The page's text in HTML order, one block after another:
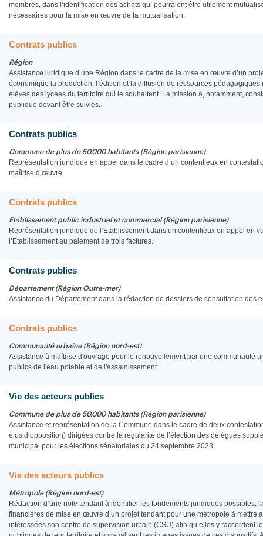
membres, dans l’identification des achats qui pourraient être utilement
nécessaires pour la mise en œuvre de la mutualisation.
Contrats publics
Région
Assistance juridique d’une Région dans le cadre de la mise en œuvre d’un
économique la production, l’édition et la diffusion de ressources
élèves des lycées du territoire qui le souhaitent. La mission a, notamment,
publique devant être suivies.
Contrats publics
Commune de plus de 50.000 habitants (Région parisienne)
Représentation juridique en appel dans le cadre d’un contentieux en
maîtrise d’œuvre.
Contrats publics
Etablissement public industriel et commercial (Région parisienne)
Représentation juridique de l’Etablissement dans un contentieux en appel en
l’Etablissement au paiement de trois factures.
Contrats publics
Département (Région Outre-mer)
Assistance du Département dans la rédaction de dossiers de consultation des
Contrats publics
Communauté urbaine (Région nord-est)
Assistance à maîtrise d'ouvrage pour le renouvellement par une communauté
publics de l'eau potable et de l'assainissement.
Vie des acteurs publics
Commune de plus de 50.000 habitants (Région parisienne)
Assistance et représentation de la Commune dans le cadre de deux
élus d’opposition) dirigées contre la régularité de l’élection des délégués
municipal pour les élections sénatoriales du 24 septembre 2023.
Vie des acteurs publics
Métropole (Région nord-est)
Rédaction d’une note tendant à identifier les fondements juridiques possibles,
financières de mise en œuvre d’un projet tendant pour une métropole à mettre
intéressées son centre de supervision urbain (CSU) afin qu’elles y raccordent